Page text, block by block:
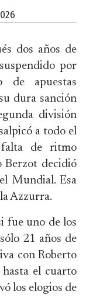
dos años de
por
de apuestas
dura sanción
división
a todo el
de ritmo
Berzot decidió
Mundial. Esa
Azzurra.
fue uno de los
21 años de
con Roberto
el cuarto
los elogios de